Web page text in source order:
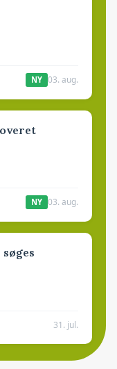
NY 03. aug.
NY 03. aug.
31. jul.